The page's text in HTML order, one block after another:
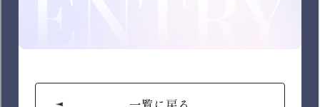
九州において、イオンやマックスバリュの店舗運営を中